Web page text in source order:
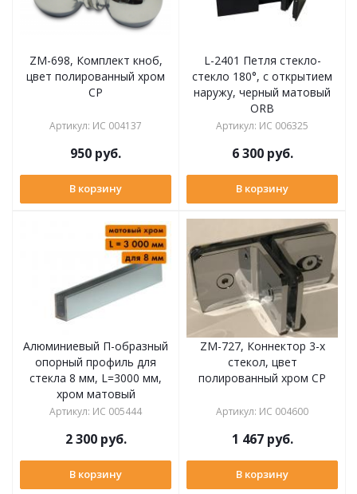
ZM-698, Комплект кноб,
цвет полированный хром
CP
Артикул: ИС 004137
950 руб.
В корзину
L-2401 Петля стекло-
стекло 180°, с открытием
наружу, черный матовый
ORB
Артикул: ИС 006325
6 300руб.
В корзину
Алюминиевый П-образный
опорный профиль для
стекла 8 мм, L=3000 мм,
хром матовый
Артикул: ИС 005444
2 300руб.
В корзину
ZM-727, Коннектор 3-х
стекол, цвет
полированный хром CP
Артикул: ИС 004600
1 467руб.
В корзину